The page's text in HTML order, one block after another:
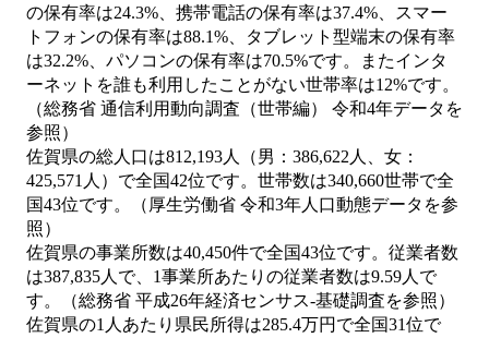
の保有率は24.3%、携帯電話の保有率は37.4%、スマー
トフォンの保有率は88.1%、タブレット型端末の保有率
は32.2%、パソコンの保有率は70.5%です。またインタ
ーネットを誰も利用したことがない世帯率は12%です。
（総務省 通信利用動向調査（世帯編） 令和4年データを
参照）
佐賀県の総人口は812,193人（男：386,622人、女：
425,571人）で全国42位です。世帯数は340,660世帯で全
国43位です。（厚生労働省 令和3年人口動態データを参
照）
佐賀県の事業所数は40,450件で全国43位です。従業者数
は387,835人で、1事業所あたりの従業者数は9.59人で
す。（総務省 平成26年経済センサス‐基礎調査を参照）
佐賀県の1人あたり県民所得は285.4万円で全国31位で